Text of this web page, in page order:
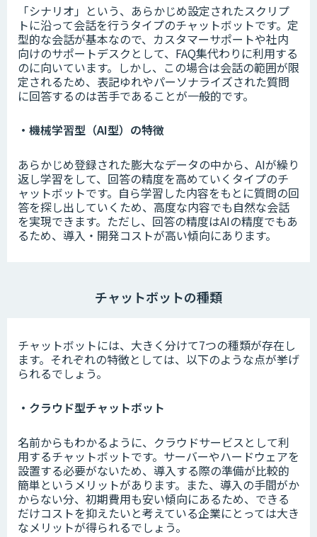
「シナリオ」という、あらかじめ設定されたスクリプ
トに沿って会話を行うタイプのチャットボットです。定
型的な会話が基本なので、カスタマーサポートや社内
向けのサポートデスクとして、FAQ集代わりに利用する
のに向いています。しかし、この場合は会話の範囲が限
定されるため、表記ゆれやパーソナライズされた質問
に回答するのは苦手であることが一般的です。
・機械学習型（AI型）の特徴
あらかじめ登録された膨大なデータの中から、AIが繰り
返し学習をして、回答の精度を高めていくタイプのチ
ャットボットです。自ら学習した内容をもとに質問の回
答を探し出していくため、高度な内容でも自然な会話
を実現できます。ただし、回答の精度はAIの精度でもあ
るため、導入・開発コストが高い傾向にあります。
チャットボットの種類
チャットボットには、大きく分けて7つの種類が存在し
ます。それぞれの特徴としては、以下のような点が挙げ
られるでしょう。
・クラウド型チャットボット
名前からもわかるように、クラウドサービスとして利
用するチャットボットです。サーバーやハードウェアを
設置する必要がないため、導入する際の準備が比較的
簡単というメリットがあります。また、導入の手間がか
からない分、初期費用も安い傾向にあるため、できる
だけコストを抑えたいと考えている企業にとっては大き
なメリットが得られるでしょう。